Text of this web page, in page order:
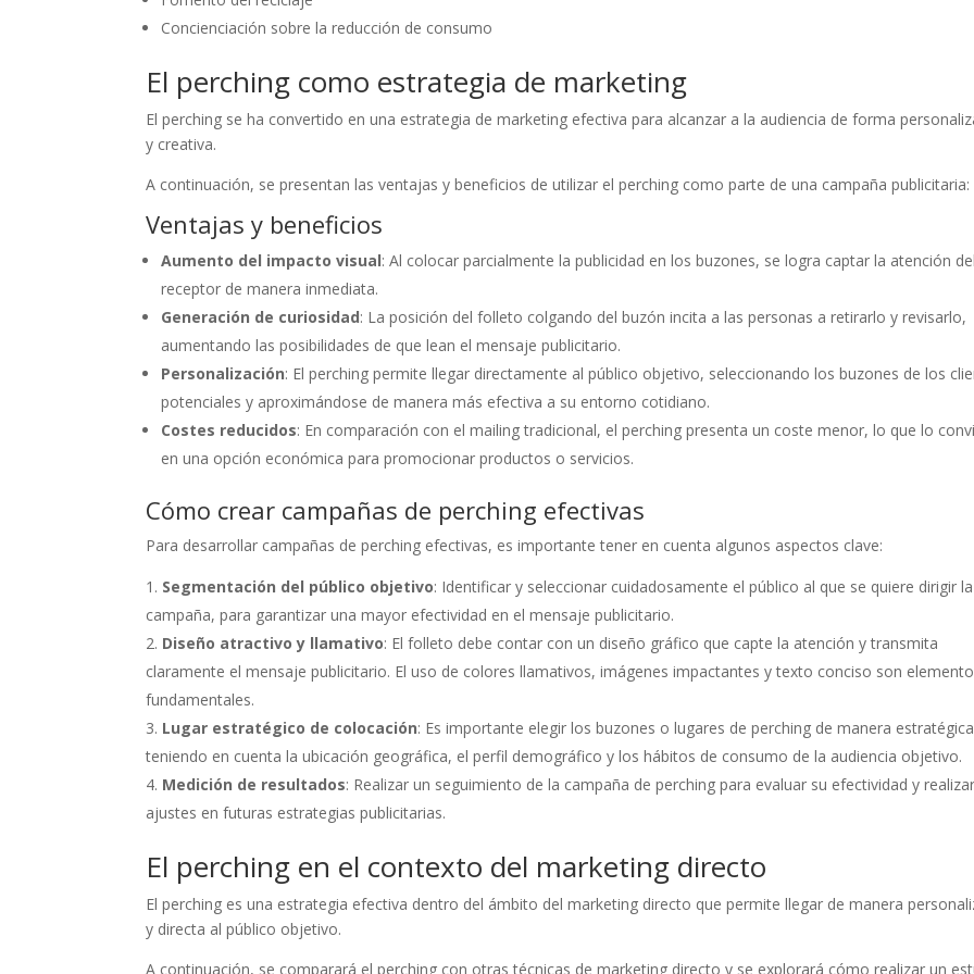
Concienciación sobre la reducción de consumo
El perching como estrategia de marketing
El perching se ha convertido en una estrategia de marketing efectiva para alcanzar a la audiencia de forma
y creativa.
A continuación, se presentan las ventajas y beneficios de utilizar el perching como parte de una campaña publicitaria:
Ventajas y beneficios
Aumento del impacto visual: Al colocar parcialmente la publicidad en los buzones, se logra captar la atención del
receptor de manera inmediata.
Generación de curiosidad: La posición del folleto colgando del buzón incita a las personas a retirarlo y revisarlo,
aumentando las posibilidades de que lean el mensaje publicitario.
Personalización: El perching permite llegar directamente al público objetivo, seleccionando los buzones de los
potenciales y aproximándose de manera más efectiva a su entorno cotidiano.
Costes reducidos: En comparación con el mailing tradicional, el perching presenta un coste menor, lo que lo
en una opción económica para promocionar productos o servicios.
Cómo crear campañas de perching efectivas
Para desarrollar campañas de perching efectivas, es importante tener en cuenta algunos aspectos clave:
Segmentación del público objetivo: Identificar y seleccionar cuidadosamente el público al que se quiere dirigir la
campaña, para garantizar una mayor efectividad en el mensaje publicitario.
Diseño atractivo y llamativo: El folleto debe contar con un diseño gráfico que capte la atención y transmita
claramente el mensaje publicitario. El uso de colores llamativos, imágenes impactantes y texto conciso son
fundamentales.
Lugar estratégico de colocación: Es importante elegir los buzones o lugares de perching de manera
teniendo en cuenta la ubicación geográfica, el perfil demográfico y los hábitos de consumo de la audiencia objetivo.
Medición de resultados: Realizar un seguimiento de la campaña de perching para evaluar su efectividad y realizar
ajustes en futuras estrategias publicitarias.
El perching en el contexto del marketing directo
El perching es una estrategia efectiva dentro del ámbito del marketing directo que permite llegar de manera
y directa al público objetivo.
A continuación, se comparará el perching con otras técnicas de marketing directo y se explorará cómo realizar un